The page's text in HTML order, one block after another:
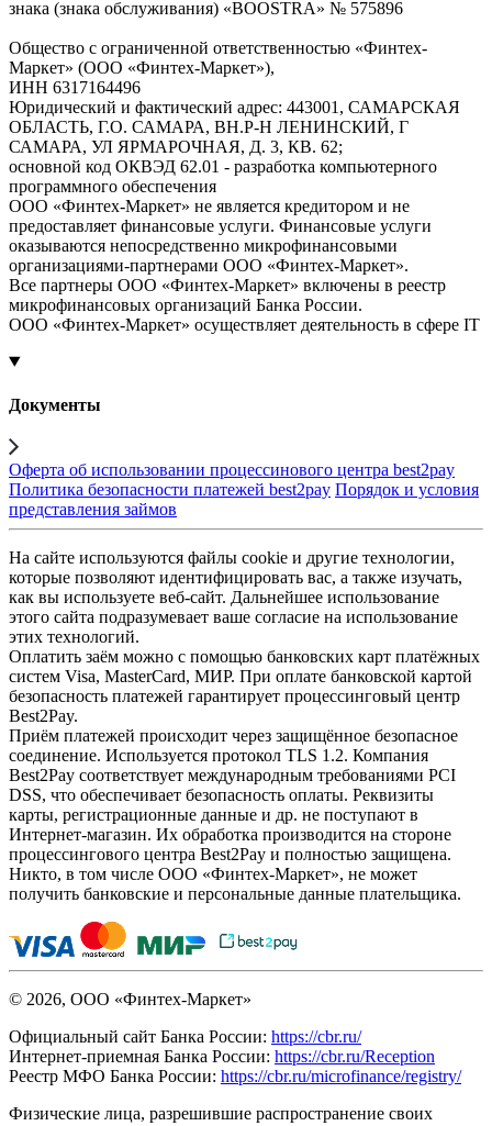
знака (знака обслуживания) «BOOSTRA» № 575896
Общество с ограниченной ответственностью «Финтех-
Маркет» (ООО «Финтех-Маркет»),
ИНН 6317164496
Юридический и фактический адрес: 443001, САМАРСКАЯ
ОБЛАСТЬ, Г.О. САМАРА, ВН.Р-Н ЛЕНИНСКИЙ, Г
САМАРА, УЛ ЯРМАРОЧНАЯ, Д. 3, КВ. 62;
основной код ОКВЭД 62.01 - разработка компьютерного
программного обеспечения
ООО «Финтех-Маркет» не является кредитором и не
предоставляет финансовые услуги. Финансовые услуги
оказываются непосредственно микрофинансовыми
организациями-партнерами ООО «Финтех-Маркет».
Все партнеры ООО «Финтех-Маркет» включены в реестр
микрофинансовых организаций Банка России.
ООО «Финтех-Маркет» осуществляет деятельность в сфере IT
Документы
Оферта об использовании процессинового центра best2pay
Политика безопасности платежей best2pay Порядок и условия
представления займов
На сайте используются файлы cookie и другие технологии,
которые позволяют идентифицировать вас, а также изучать,
как вы используете веб-сайт. Дальнейшее использование
этого сайта подразумевает ваше согласие на использование
этих технологий.
Оплатить заём можно с помощью банковских карт платёжных
систем Visa, MasterCard, МИР. При оплате банковской картой
безопасность платежей гарантирует процессинговый центр
Best2Pay.
Приём платежей происходит через защищённое безопасное
соединение. Используется протокол TLS 1.2. Компания
Best2Pay соответствует международным требованиями PCI
DSS, что обеспечивает безопасность оплаты. Реквизиты
карты, регистрационные данные и др. не поступают в
Интернет-магазин. Их обработка производится на стороне
процессингового центра Best2Pay и полностью защищена.
Никто, в том числе ООО «Финтех-Маркет», не может
получить банковские и персональные данные плательщика.
© 2026, ООО «Финтех-Маркет»
Официальный сайт Банка России: https://cbr.ru/
Интернет-приемная Банка России: https://cbr.ru/Reception
Реестр МФО Банка России: https://cbr.ru/microfinance/registry/
Физические лица, разрешившие распространение своих